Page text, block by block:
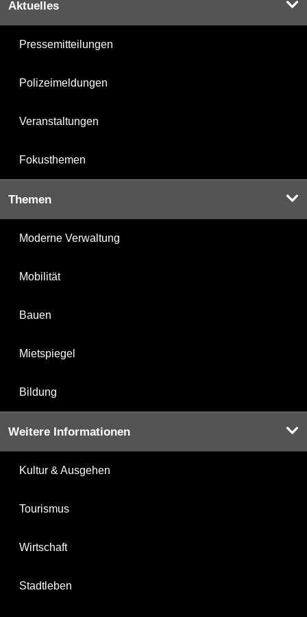
Aktuelles
Pressemitteilungen
Polizeimeldungen
Veranstaltungen
Fokusthemen
Themen
Moderne Verwaltung
Mobilität
Bauen
Mietspiegel
Bildung
Weitere Informationen
Kultur & Ausgehen
Tourismus
Wirtschaft
Stadtleben